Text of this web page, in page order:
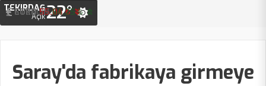
EURO 55.04 ₺
STERLIN 64.25 ₺
TEKIRDAĞ
Açık22°
Saray'da fabrikaya girmeye